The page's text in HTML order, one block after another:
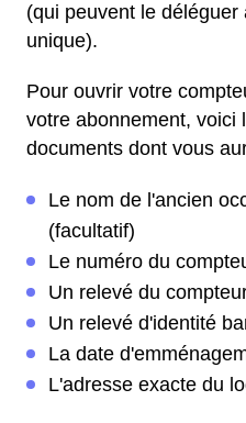
(qui peuvent le
unique).
Pour ouvrir votre
votre abonnement, voici
documents dont vous
Le nom de l'ancien
(facultatif)
Le numéro du
Un relevé du
Un relevé d'identité
La date
L'adresse exacte du